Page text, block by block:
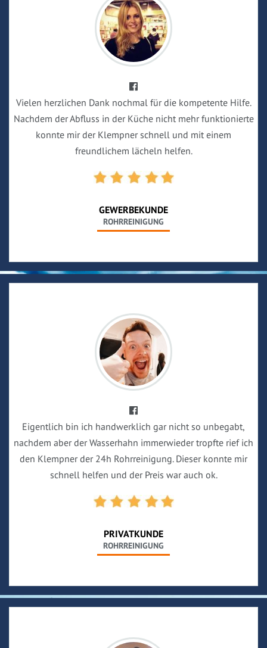
Vielen herzlichen Dank nochmal für die kompetente Hilfe.
Nachdem der Abfluss in der Küche nicht mehr funktionierte
konnte mir der Klempner schnell und mit einem
freundlichem lächeln helfen.
GEWERBEKUNDE
ROHRREINIGUNG
Eigentlich bin ich handwerklich gar nicht so unbegabt,
nachdem aber der Wasserhahn immerwieder tropfte rief ich
den Klempner der 24h Rohrreinigung. Dieser konnte mir
schnell helfen und der Preis war auch ok.
PRIVATKUNDE
ROHRREINIGUNG